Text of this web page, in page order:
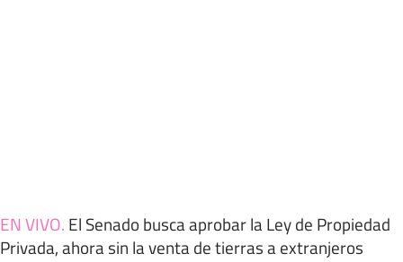
EN VIVO. El Senado busca aprobar la Ley de Propiedad
Privada, ahora sin la venta de tierras a extranjeros